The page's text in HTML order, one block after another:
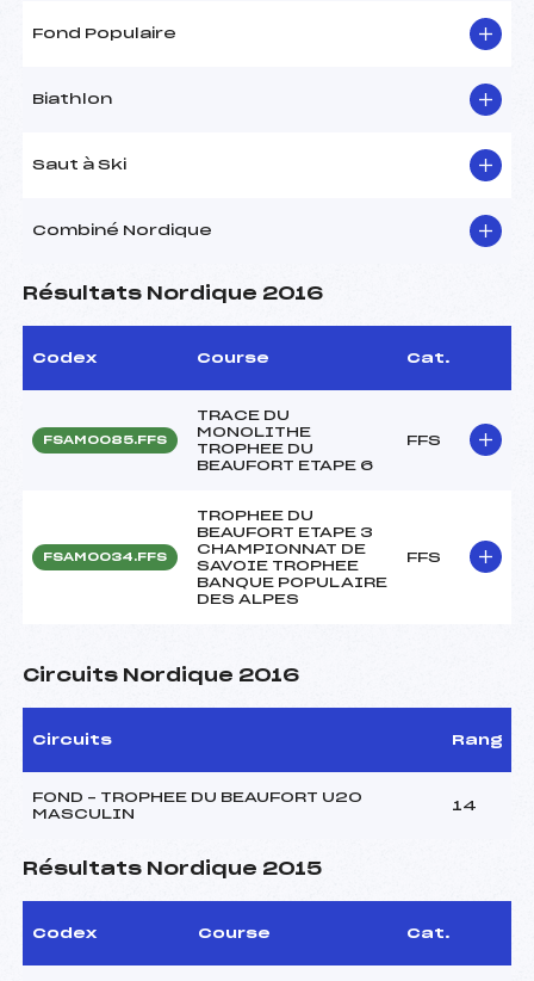
Fond Populaire
Biathlon
Saut à Ski
Combiné Nordique
Résultats Nordique 2016
Codex Course Cat.
FSAM0085.FFS
TRACE DU
MONOLITHE
TROPHEE DU
BEAUFORT ETAPE 6
FFS
FSAM0034.FFS
TROPHEE DU
BEAUFORT ETAPE 3
CHAMPIONNAT DE
SAVOIE TROPHEE
BANQUE POPULAIRE
DES ALPES
FFS
Circuits Nordique 2016
Circuits Rang
FOND – TROPHEE DU BEAUFORT U20
MASCULIN
14
Résultats Nordique 2015
Codex Course Cat.